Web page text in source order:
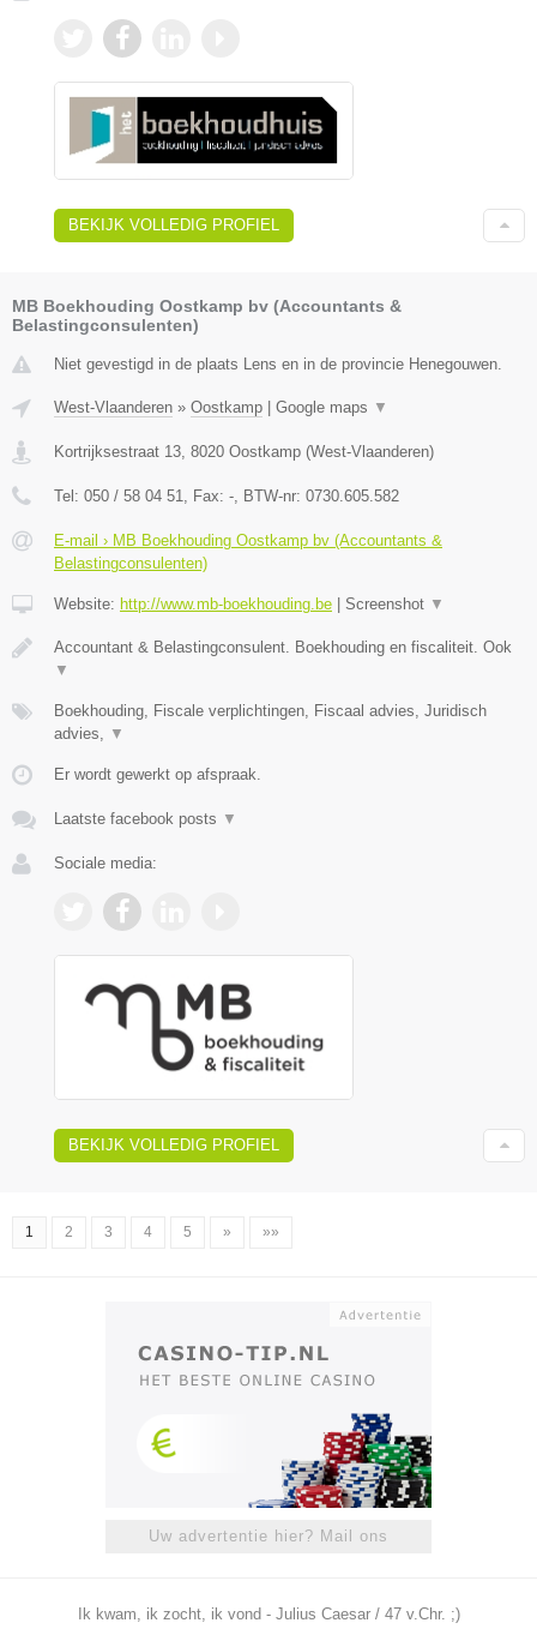
BEKIJK VOLLEDIG PROFIEL
MB Boekhouding Oostkamp bv (Accountants &
Belastingconsulenten)
Niet gevestigd in de plaats Lens en in de provincie Henegouwen.
West-Vlaanderen » Oostkamp Google maps ▼
Kortrijksestraat 13, 8020 Oostkamp (West-Vlaanderen)
Tel: 050 / 58 04 51, Fax: -, BTW-nr: 0730.605.582
E-mail › MB Boekhouding Oostkamp bv (Accountants &
Belastingconsulenten)
Website: http://www.mb-boekhouding.be Screenshot ▼
Accountant & Belastingconsulent. Boekhouding en fiscaliteit. Ook
▼
Boekhouding, Fiscale verplichtingen, Fiscaal advies, Juridisch
advies, ▼
Er wordt gewerkt op afspraak.
Laatste facebook posts ▼
Sociale media:
BEKIJK VOLLEDIG PROFIEL
1 2 3 4 5 » »»
Uw advertentie hier? Mail ons
Ik kwam, ik zocht, ik vond - Julius Caesar / 47 v.Chr. ;)